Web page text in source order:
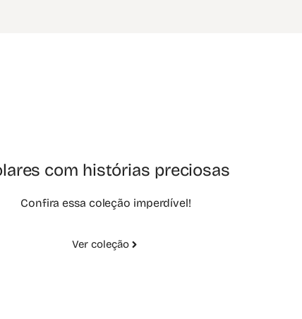
com histórias preciosas
Confira essa coleção imperdível!
Ver coleção